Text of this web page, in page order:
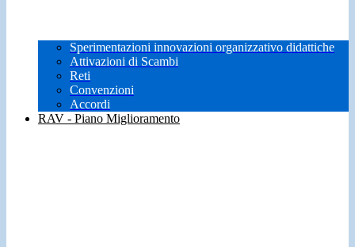
Sperimentazioni innovazioni organizzativo didattiche
Attivazioni di Scambi
Reti
Convenzioni
Accordi
RAV - Piano Miglioramento